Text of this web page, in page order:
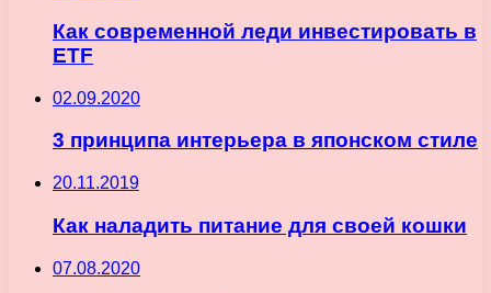
Как современной леди инвестировать в
ETF
02.09.2020
3 принципа интерьера в японском стиле
20.11.2019
Как наладить питание для своей кошки
07.08.2020